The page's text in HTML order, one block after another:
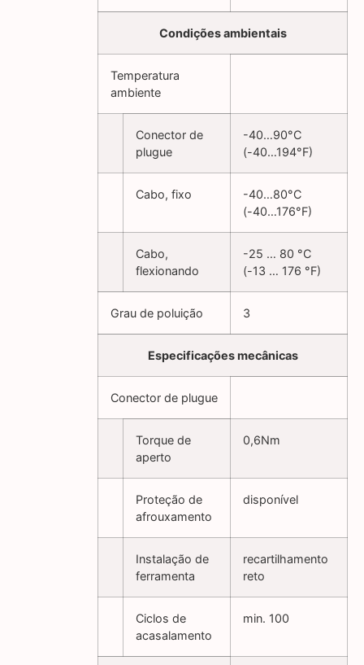
Condições ambientais
Temperatura
ambiente
Conector de
plugue
-40…90°C
(-40…194°F)
Cabo, fixo
-40…80°C
(-40…176°F)
Cabo,
flexionando
-25 … 80 °C
(-13 … 176 °F)
Grau de poluição 3
Especificações mecânicas
Conector de plugue
Torque de
aperto
0,6Nm
Proteção de
afrouxamento
disponível
Instalação de
ferramenta
recartilhamento
reto
Ciclos de
acasalamento
min. 100